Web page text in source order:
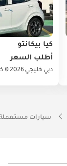
كيا بيكانتو
أطلب السعر
دبي خليجي 20260 كيلومتر
سيارات مستعملة